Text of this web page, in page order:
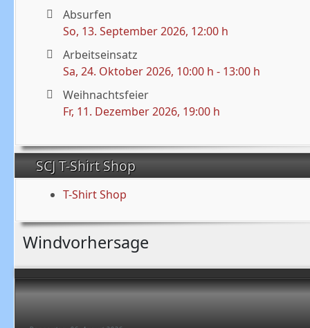
Absurfen
So, 13. September 2026, 12:00 h
Arbeitseinsatz
Sa, 24. Oktober 2026, 10:00 h - 13:00 h
Weihnachtsfeier
Fr, 11. Dezember 2026, 19:00 h
SCJ T-Shirt Shop
T-Shirt Shop
Windvorhersage